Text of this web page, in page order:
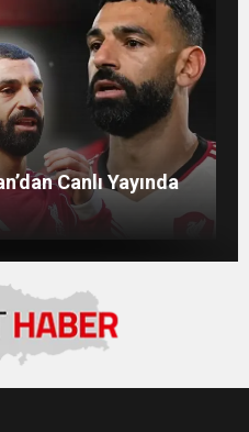
Canlı YayındaSalah’ın Trabzon Programı Netleşti!
İLK OTEL KONSERİ 7
ANTALYA’DA